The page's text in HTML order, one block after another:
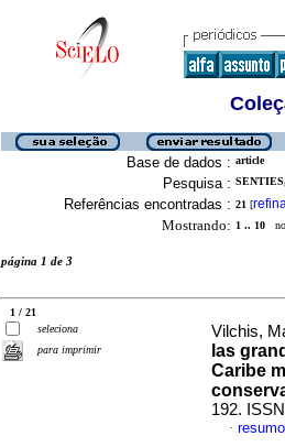
Base de dados : article
Pesquisa :
Referências encontradas : 21 [
Mostrando: 1 .. 10
página 1 de 3
1 / 21
seleciona
para imprimir
Vilchis,
las
Caribe
192.
·